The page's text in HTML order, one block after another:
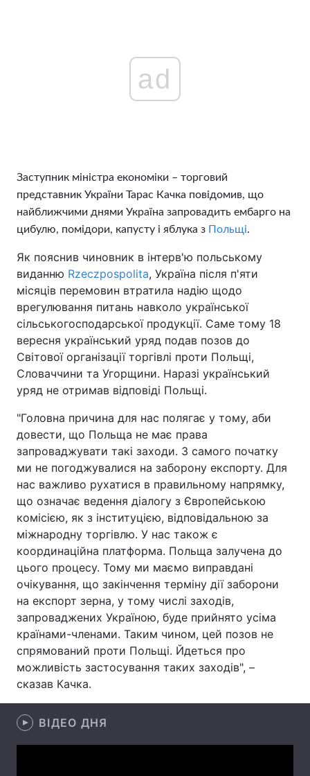
Україна Політика
Економіка Світ
Спорт Наука
Техно і зв'язок Лайт
Зброя Інциденти
Здоров'я Туризм
Цікавинки Погода
Екологія Регіони
Лонгріди
Статті
Інтерв'ю Думки
Архів Вакансії
Контакти
Послуги
Тема оформлення
ad
Заступник міністра економіки – торговий
представник України Тарас Качка повідомив, що
найближчими днями Україна запровадить ембарго на
цибулю, помідори, капусту і яблука з Польщі.
Як пояснив чиновник в інтерв'ю польському
виданню Rzeczpospolita, Україна після п'яти
місяців перемовин втратила надію щодо
врегулювання питань навколо української
сільськогосподарської продукції. Саме тому 18
вересня український уряд подав позов до
Світової організації торгівлі проти Польщі,
Словаччини та Угорщини. Наразі український
уряд не отримав відповіді Польщі.
"Головна причина для нас полягає у тому, аби
довести, що Польща не має права
запроваджувати такі заходи. З самого початку
ми не погоджувалися на заборону експорту. Для
нас важливо рухатися в правильному напрямку,
що означає ведення діалогу з Європейською
комісією, як з інституцією, відповідальною за
міжнародну торгівлю. У нас також є
координаційна платформа. Польща залучена до
цього процесу. Тому ми маємо виправдані
очікування, що закінчення терміну дії заборони
на експорт зерна, у тому числі заходів,
запроваджених Україною, буде прийнято усіма
країнами-членами. Таким чином, цей позов не
спрямований проти Польщі. Йдеться про
можливість застосування таких заходів", –
сказав Качка.
ВІДЕО ДНЯ